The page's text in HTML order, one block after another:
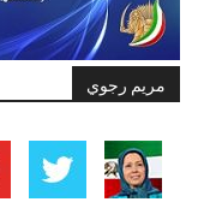
مريم رجوي